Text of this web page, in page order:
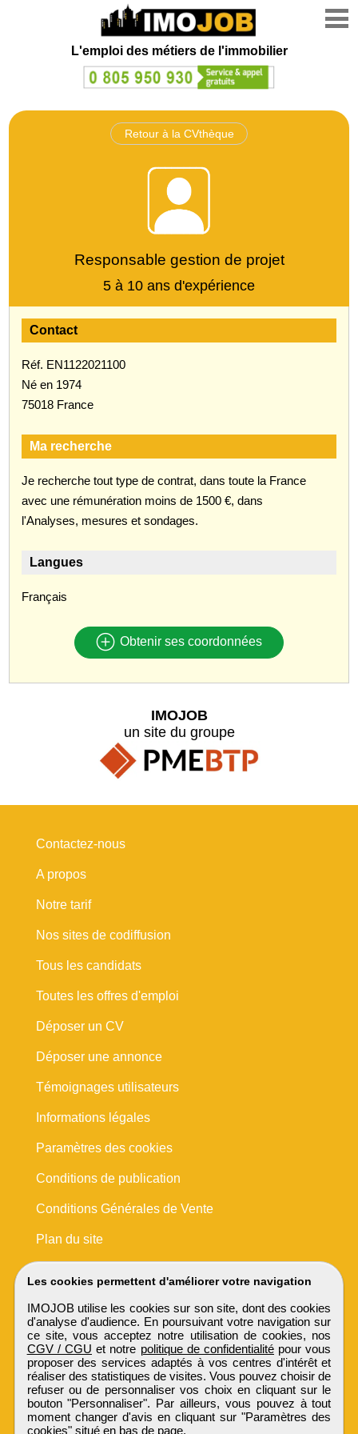
L'emploi des métiers de l'immobilier
Retour à la CVthèque
Responsable gestion de projet
5 à 10 ans d'expérience
Contact
Réf. EN1122021100
Né en 1974
75018 France
Ma recherche
Je recherche tout type de contrat, dans toute la France
avec une rémunération moins de 1500 €, dans
l'Analyses, mesures et sondages.
Langues
Français
Obtenir ses coordonnées
Les cookies permettent d'améliorer votre navigation
IMOJOB utilise les cookies sur son site, dont des cookies
d'analyse d'audience. En poursuivant votre navigation sur
ce site, vous acceptez notre utilisation de cookies, nos
CGV / CGU et notre politique de confidentialité pour vous
proposer des services adaptés à vos centres d'intérêt et
réaliser des statistiques de visites. Vous pouvez choisir de
refuser ou de personnaliser vos choix en cliquant sur le
bouton "Personnaliser". Par ailleurs, vous pouvez à tout
moment changer d'avis en cliquant sur "Paramètres des
cookies" situé en bas de page.
IMOJOB
un site du groupe
Contactez-nous
A propos
Notre tarif
Nos sites de codiffusion
Tous les candidats
Toutes les offres d'emploi
Déposer un CV
Déposer une annonce
Témoignages utilisateurs
Informations légales
Paramètres des cookies
Conditions de publication
Conditions Générales de Vente
Plan du site